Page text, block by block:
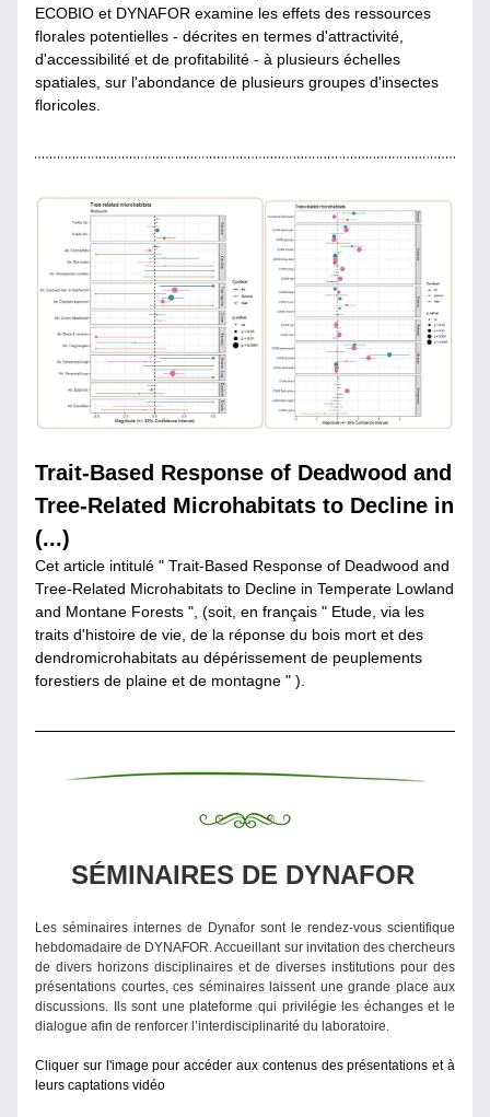
ECOBIO et DYNAFOR examine les effets des ressources
florales potentielles - décrites en termes d'attractivité,
d'accessibilité et de profitabilité - à plusieurs échelles
spatiales, sur l'abondance de plusieurs groupes d'insectes
floricoles.
Trait-Based Response of Deadwood and
Tree-Related Microhabitats to Decline in
(...)
Cet article intitulé " Trait-Based Response of Deadwood and
Tree-Related Microhabitats to Decline in Temperate Lowland
and Montane Forests ", (soit, en français " Etude, via les
traits d'histoire de vie, de la réponse du bois mort et des
dendromicrohabitats au dépérissement de peuplements
forestiers de plaine et de montagne " ).
SÉMINAIRES DE DYNAFOR
Les séminaires internes de Dynafor sont le rendez-vous scientifique
hebdomadaire de DYNAFOR. Accueillant sur invitation des chercheurs
de divers horizons disciplinaires et de diverses institutions pour des
présentations courtes, ces séminaires laissent une grande place aux
discussions. Ils sont une plateforme qui privilégie les échanges et le
dialogue afin de renforcer l’interdisciplinarité du laboratoire.
Cliquer sur l'image pour accéder aux contenus des présentations et à
leurs captations vidéo